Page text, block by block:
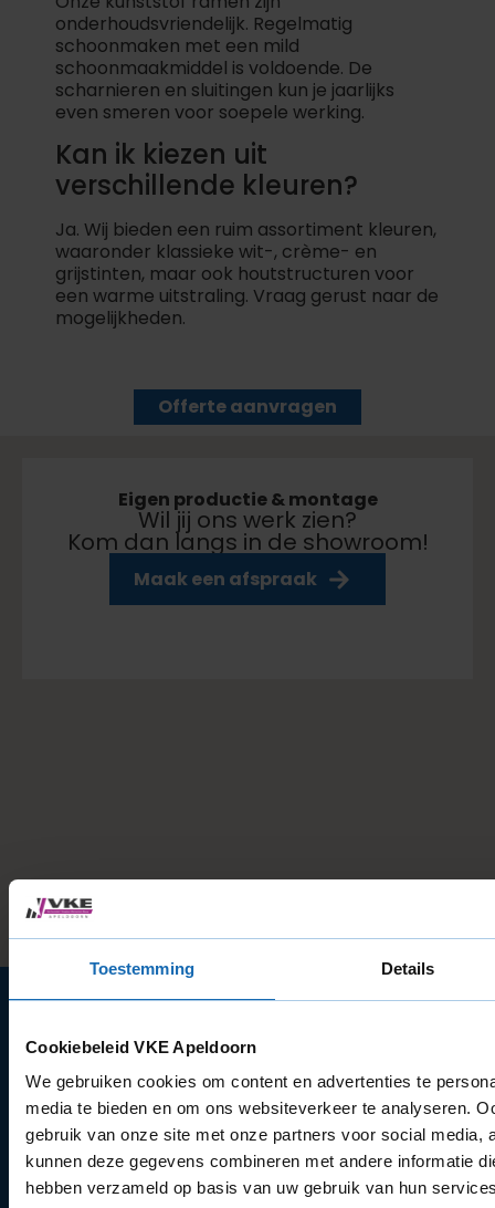
Toestemming Details
Cookiebeleid VKE Apeldoorn
We gebruiken cookies om content en advertenties te
media te bieden en om ons websiteverkeer te analyseren.
gebruik van onze site met onze partners voor social media,
kunnen deze gegevens combineren met andere informatie
hebben verzameld op basis van uw gebruik van hun
onderhoudsvriendelijk. Regelmatig
schoonmaken met een mild
schoonmaakmiddel is voldoende. De
scharnieren en sluitingen kun je jaarlijks
even smeren voor soepele werking.
Kan ik kiezen uit
verschillende kleuren?
Ja. Wij bieden een ruim assortiment kleuren,
waaronder klassieke wit-, crème- en
grijstinten, maar ook houtstructuren voor
een warme uitstraling. Vraag gerust naar de
mogelijkheden.
Offerte aanvragen
Eigen productie & montage
Wil jij ons werk zien?
Kom dan langs in de showroom!
Maak een afspraak
Kantoor
VKE Apeldoorn B.V.
Stadhoudersmolenweg 186
7317AZ Apeldoorn
KvK: 69094322
BTW-nummer: NL857730757.B01